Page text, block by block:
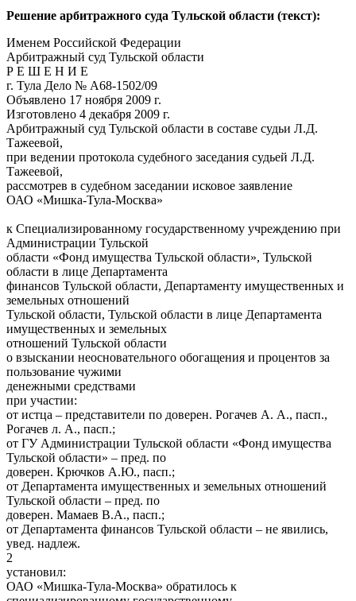
Решение арбитражного суда Тульской области (текст):
Именем Российской Федерации
Арбитражный суд Тульской области
Р Е Ш Е Н И Е
г. Тула Дело № А68-1502/09
Объявлено 17 ноября 2009 г.
Изготовлено 4 декабря 2009 г.
Арбитражный суд Тульской области в составе судьи Л.Д.
Тажеевой,
при ведении протокола судебного заседания судьей Л.Д.
Тажеевой,
рассмотрев в судебном заседании исковое заявление
ОАО «Мишка-Тула-Москва»
к Специализированному государственному учреждению при
Администрации Тульской
области «Фонд имущества Тульской области», Тульской
области в лице Департамента
финансов Тульской области, Департаменту имущественных и
земельных отношений
Тульской области, Тульской области в лице Департамента
имущественных и земельных
отношений Тульской области
о взыскании неосновательного обогащения и процентов за
пользование чужими
денежными средствами
при участии:
от истца – представители по доверен. Рогачев А. А., пасп.,
Рогачев л. А., пасп.;
от ГУ Администрации Тульской области «Фонд имущества
Тульской области» – пред. по
доверен. Крючков А.Ю., пасп.;
от Департамента имущественных и земельных отношений
Тульской области – пред. по
доверен. Мамаев В.А., пасп.;
от Департамента финансов Тульской области – не явились,
увед. надлеж.
2
установил:
ОАО «Мишка-Тула-Москва» обратилось к